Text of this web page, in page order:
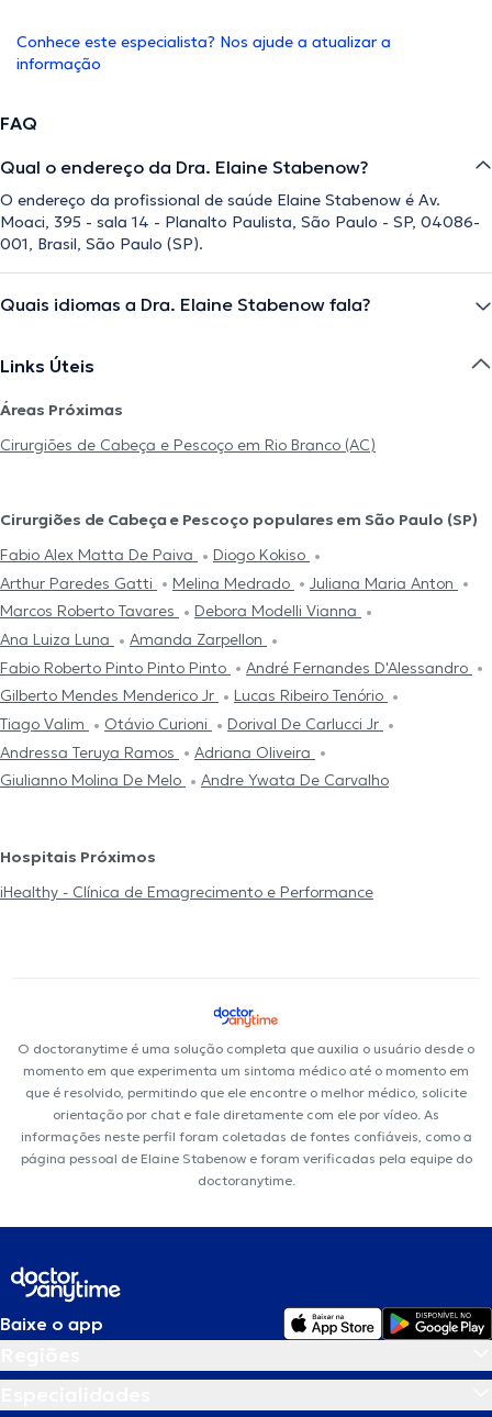
Conhece este especialista? Nos ajude a atualizar a
informação
FAQ
Qual o endereço da Dra. Elaine Stabenow?
O endereço da profissional de saúde Elaine Stabenow é Av.
Moaci, 395 - sala 14 - Planalto Paulista, São Paulo - SP, 04086-
001, Brasil, São Paulo (SP).
Quais idiomas a Dra. Elaine Stabenow fala?
Links Úteis
Áreas Próximas
Cirurgiões de Cabeça e Pescoço em Rio Branco (AC)
Cirurgiões de Cabeça e Pescoço populares em São Paulo (SP)
Fabio Alex Matta De Paiva
Diogo Kokiso
Arthur Paredes Gatti
Melina Medrado
Juliana Maria Anton
Marcos Roberto Tavares
Debora Modelli Vianna
Ana Luiza Luna
Amanda Zarpellon
Fabio Roberto Pinto Pinto Pinto
André Fernandes D'Alessandro
Gilberto Mendes Menderico Jr
Lucas Ribeiro Tenório
Tiago Valim
Otávio Curioni
Dorival De Carlucci Jr
Andressa Teruya Ramos
Adriana Oliveira
Giulianno Molina De Melo
Andre Ywata De Carvalho
Hospitais Próximos
iHealthy - Clínica de Emagrecimento e Performance
O doctoranytime é uma solução completa que auxilia o usuário desde o
momento em que experimenta um sintoma médico até o momento em
que é resolvido, permitindo que ele encontre o melhor médico, solicite
orientação por chat e fale diretamente com ele por vídeo. As
informações neste perfil foram coletadas de fontes confiáveis, como a
página pessoal de Elaine Stabenow e foram verificadas pela equipe do
doctoranytime.
Baixe o app